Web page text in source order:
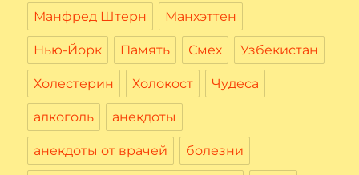
Манфред Штерн Манхэттен
Нью-Йорк Память Смех Узбекистан
Холестерин Холокост Чудеса
алкоголь анекдоты
анекдоты от врачей болезни